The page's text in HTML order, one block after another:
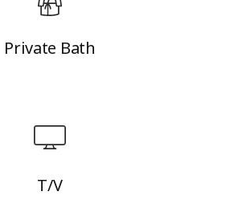
Private Bath
T/V